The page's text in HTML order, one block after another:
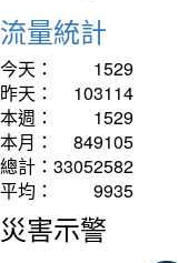
流量統計
今天：
1529
昨天：
103114
本週：
1529
本月：
849105
總計： 33052582
平均：
9935
災害示警